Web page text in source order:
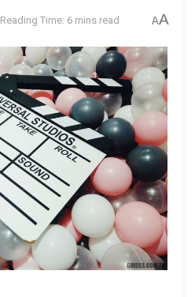
Reading Time: 6 mins read AA